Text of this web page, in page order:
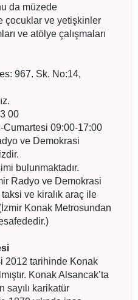
da müzede
çocuklar ve yetişkinler
ve atölye çalışmaları
967. Sk. No:14,
00
Cumartesi 09:00-17:00
ve Demokrasi
bulunmaktadır.
Radyo ve Demokrasi
ve kiralık araç ile
Konak Metrosundan
2012 tarihinde Konak
Konak Alsancak’ta
sayılı karikatür